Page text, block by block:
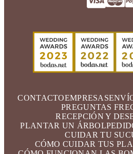
CONTACTOEMPRESAS
PREGUNTAS
RECEPCIÓN Y
PLANTAR UN ÁRBOL
CUIDAR TU
CÓMO CUIDAR TUS